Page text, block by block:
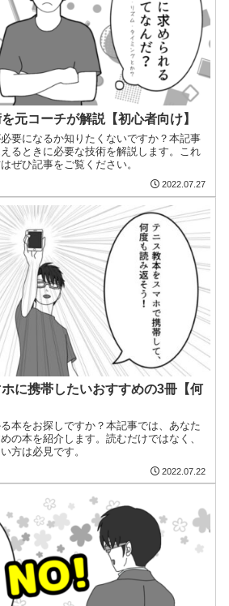
元コーチが解説【初心者向け】
要になるか知りたくないですか？本記事
るときに必要な技術を解説します。これ
ぜひ記事をご覧ください。
2022.07.27
ホに携帯したいおすすめの3冊【何
本をお探しですか？本記事では、あなた
の本を紹介します。読むだけではなく、
方は必見です。
2022.07.22